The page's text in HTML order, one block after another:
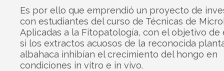
Es por ello que emprendió un proyecto de
con estudiantes del curso de Técnicas de
Aplicadas a la Fitopatología, con el objetivo de
si los extractos acuosos de la reconocida
albahaca inhibían el crecimiento del hongo en
condiciones in vitro e in vivo.